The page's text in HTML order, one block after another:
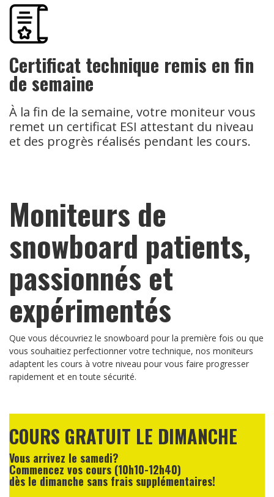
Certificat technique remis en fin
de semaine
À la fin de la semaine, votre moniteur vous
remet un certificat ESI attestant du niveau
et des progrès réalisés pendant les cours.
Moniteurs de
snowboard patients,
passionnés et
expérimentés
Que vous découvriez le snowboard pour la première fois ou que
vous souhaitiez perfectionner votre technique, nos moniteurs
adaptent les cours à votre niveau pour vous faire progresser
rapidement et en toute sécurité.
COURS GRATUIT LE DIMANCHE
Vous arrivez le samedi?
Commencez vos cours (10h10-12h40)
dès le dimanche sans frais supplémentaires!